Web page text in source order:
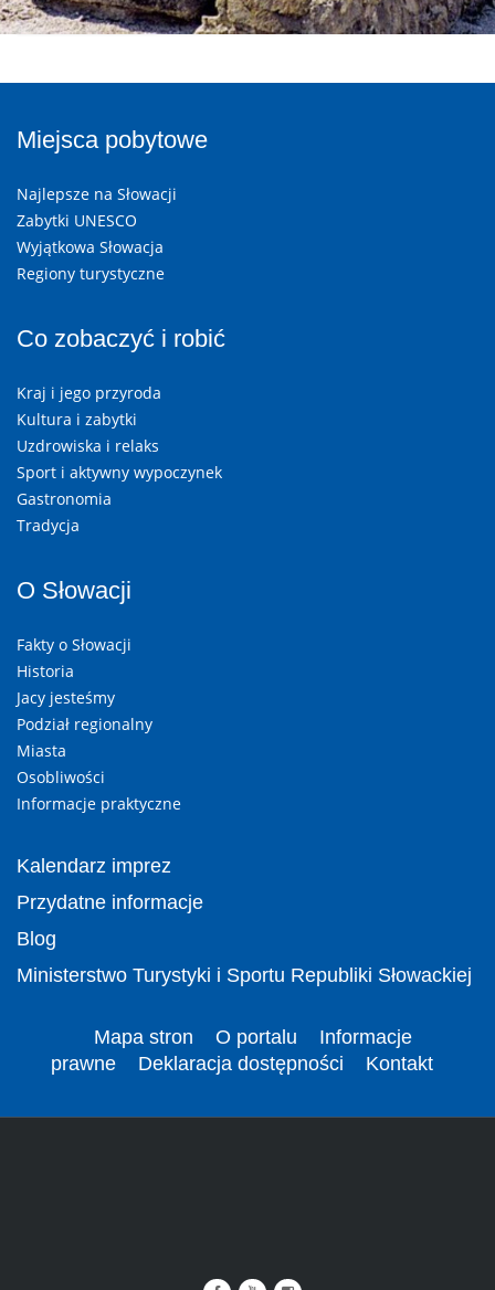
Miejsca pobytowe
Najlepsze na Słowacji
Zabytki UNESCO
Wyjątkowa Słowacja
Regiony turystyczne
Co zobaczyć i robić
Kraj i jego przyroda
Kultura i zabytki
Uzdrowiska i relaks
Sport i aktywny wypoczynek
Gastronomia
Tradycja
O Słowacji
Fakty o Słowacji
Historia
Jacy jesteśmy
Podział regionalny
Miasta
Osobliwości
Informacje praktyczne
Kalendarz imprez
Przydatne informacje
Blog
Ministerstwo Turystyki i Sportu Republiki Słowackiej
Mapa stron O portalu
Informacje
prawne
Deklaracja dostępności Kontakt